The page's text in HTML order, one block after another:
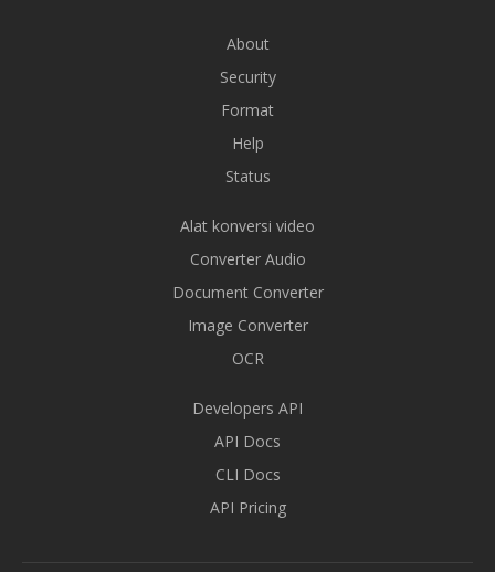
About
Security
Format
Help
Status
Alat konversi video
Converter Audio
Document Converter
Image Converter
OCR
Developers API
API Docs
CLI Docs
API Pricing